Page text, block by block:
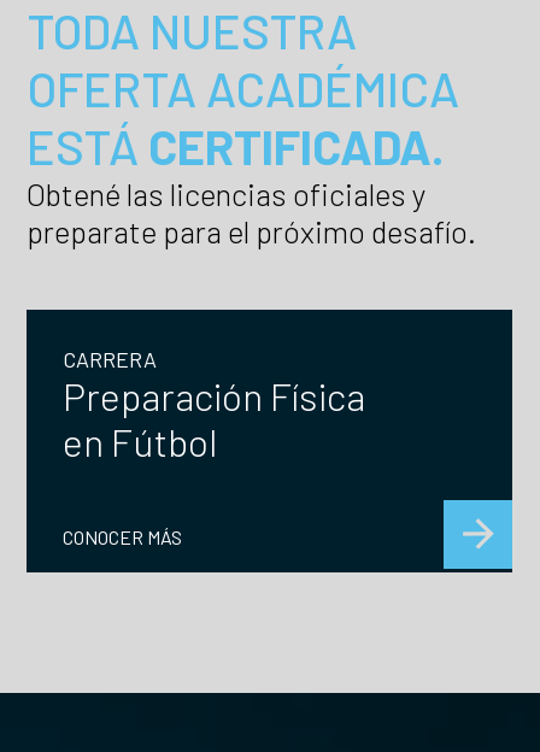
TODA NUESTRA
OFERTA ACADÉMICA
ESTÁ CERTIFICADA.
Obtené las licencias oficiales y
preparate para el próximo desafío.
CARRERA
Entrenador de
Fútbol
CONOCER MÁS